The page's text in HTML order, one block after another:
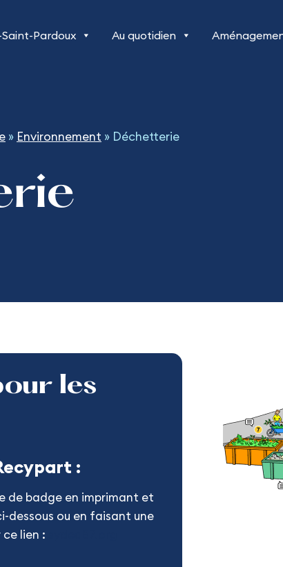
Pardoux Au quotidien
» Environnement » Déchetterie
les
:
de badge en imprimant et
dessous ou en faisant une
lien :